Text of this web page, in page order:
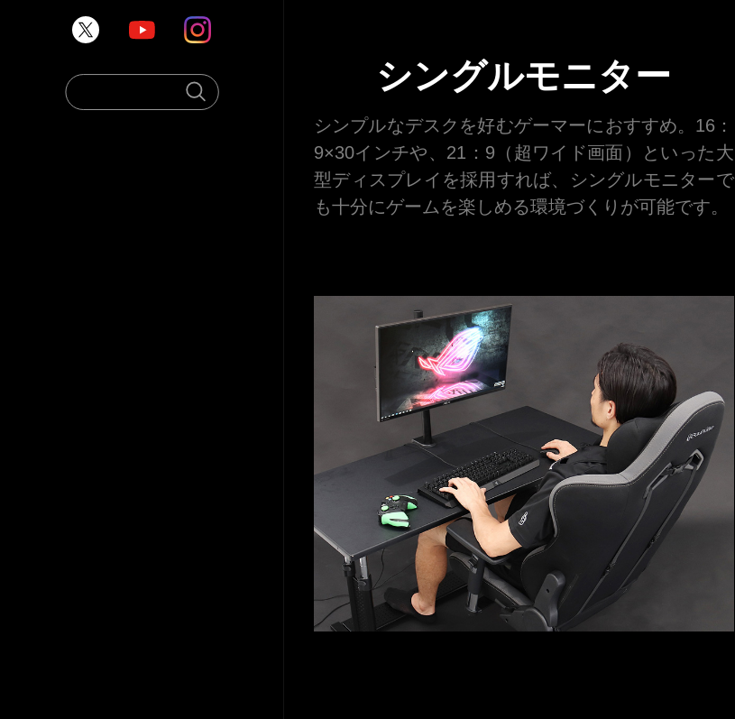
シングルモニター
シンプルなデスクを好むゲーマーにおすすめ。16：
9×30インチや、21：9（超ワイド画面）といった大
型ディスプレイを採用すれば、シングルモニターで
も十分にゲームを楽しめる環境づくりが可能です。